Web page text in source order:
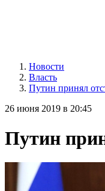
Новости
Власть
Путин принял
26 июня 2019 в 20:45
Путин